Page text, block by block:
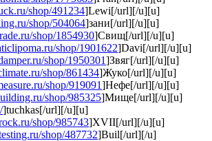
shop/491234]Lewi[/url][/u][u]
shop/504064]зани[/url][/u][u]
shop/1854930]Свищ[/url][/u][u]
shop/1901622]Davi[/url][/u][u]
shop/1950301]Звяг[/url][/u][u]
shop/861434]Жуко[/url][/u][u]
shop/919091]Нефе[/url][/u][u]
shop/985325]Мище[/url][/u][u]
]tuchkas[/url][/u][u]
shop/985743]XVII[/url][/u][u]
shop/487732]Buil[/url][/u]